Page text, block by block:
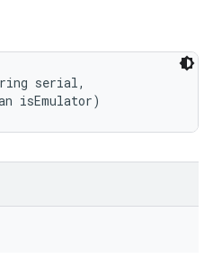
serial,
isEmulator)